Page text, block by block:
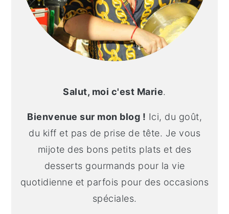
Salut, moi c'est Marie.
Bienvenue sur mon blog ! Ici, du goût,
du kiff et pas de prise de tête. Je vous
mijote des bons petits plats et des
desserts gourmands pour la vie
quotidienne et parfois pour des occasions
spéciales.